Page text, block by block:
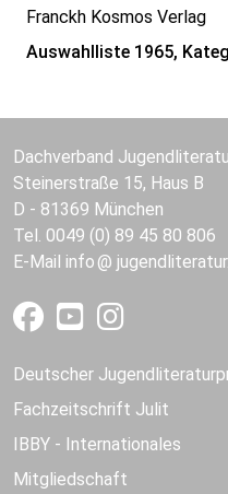
Franckh Kosmos Verlag
Auswahlliste 1965,
Dachverband
Steinerstraße 15, Haus B
D - 81369 München
Tel. 0049 (0) 89 45 80 806
E-Mail info
Deutscher
Fachzeitschrift Julit
IBBY - Internationales
Mitgliedschaft